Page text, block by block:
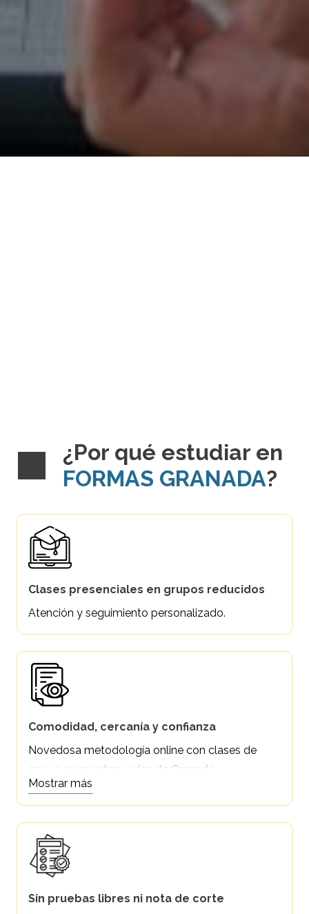
¿Por qué estudiar en
FORMAS GRANADA?
Clases presenciales en grupos reducidos
Atención y seguimiento personalizado.
Comodidad, cercanía y confianza
Novedosa metodología online con clases de
apoyo en nuestras aulas de Granada.
Mostrar más
Sin pruebas libres ni nota de corte